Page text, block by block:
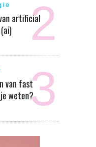
artificial
van fast
weten?